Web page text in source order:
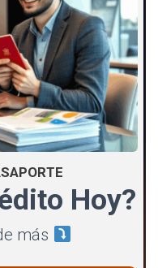
Hoy?
más